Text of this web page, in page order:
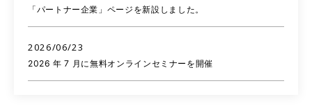
「パートナー企業」ページを新設しました。
2026/06/23
2026 年 7 月に無料オンラインセミナーを開催